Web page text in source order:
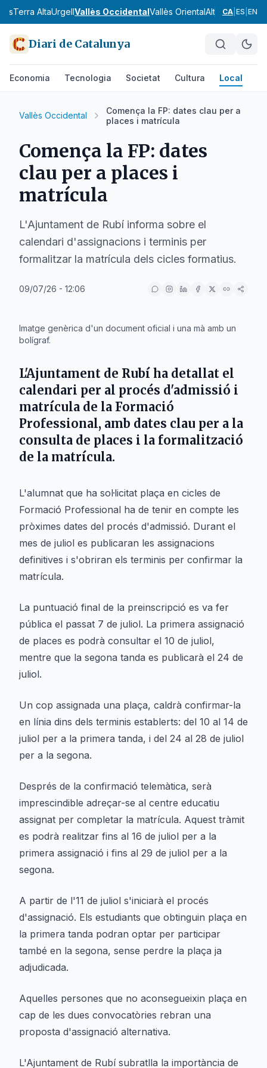
Terra AltaUrgellVallès OccidentalVallès OrientalAlt CampAlt
CA ES EN
Diari de Catalunya
Economia Tecnologia Societat Cultura Local
Vallès Occidental
Comença la FP: dates clau per a
places i matrícula
Comença la FP: dates
clau per a places i
matrícula
L'Ajuntament de Rubí informa sobre el
calendari d'assignacions i terminis per
formalitzar la matrícula dels cicles formatius.
09/07/26 - 12:06
Imatge genèrica d'un document oficial i una mà amb un
bolígraf.
L'Ajuntament de Rubí ha detallat el
calendari per al procés d'admissió i
matrícula de la Formació
Professional, amb dates clau per a la
consulta de places i la formalització
de la matrícula.
L'alumnat que ha sol·licitat plaça en cicles de
Formació Professional ha de tenir en compte les
pròximes dates del procés d'admissió. Durant el
mes de juliol es publicaran les assignacions
definitives i s'obriran els terminis per confirmar la
matrícula.
La puntuació final de la preinscripció es va fer
pública el passat 7 de juliol. La primera assignació
de places es podrà consultar el 10 de juliol,
mentre que la segona tanda es publicarà el 24 de
juliol.
Un cop assignada una plaça, caldrà confirmar-la
en línia dins dels terminis establerts: del 10 al 14 de
juliol per a la primera tanda, i del 24 al 28 de juliol
per a la segona.
Després de la confirmació telemàtica, serà
imprescindible adreçar-se al centre educatiu
assignat per completar la matrícula. Aquest tràmit
es podrà realitzar fins al 16 de juliol per a la
primera assignació i fins al 29 de juliol per a la
segona.
A partir de l'11 de juliol s'iniciarà el procés
d'assignació. Els estudiants que obtinguin plaça en
la primera tanda podran optar per participar
també en la segona, sense perdre la plaça ja
adjudicada.
Aquelles persones que no aconsegueixin plaça en
cap de les dues convocatòries rebran una
proposta d'assignació alternativa.
L'Ajuntament de Rubí subratlla la importància de